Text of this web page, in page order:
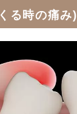
る時の痛み)